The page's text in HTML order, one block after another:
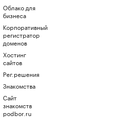
Облако для
бизнеса
Корпоративный
регистратор
доменов
Хостинг
сайтов
Рег.решения
Знакомства
Сайт
знакомств
podbor.ru